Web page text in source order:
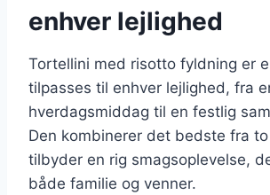
enhver lejlighed
Tortellini med risotto fyldning er
tilpasses til enhver lejlighed, fra
hverdagsmiddag til en festlig
Den kombinerer det bedste fra
tilbyder en rig smagsoplevelse,
både familie og venner.